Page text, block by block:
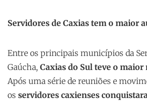
Servidores de Caxias tem o maior
Entre os principais municípios da
Gaúcha, Caxias do Sul teve o maior
Após uma série de reuniões e
os servidores caxienses